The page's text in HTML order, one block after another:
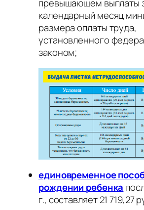
превышающем выплаты
календарный месяц
размера оплаты труда,
установленного
законом;
единовременное
рождении ребенка
г., составляет 21 719,27